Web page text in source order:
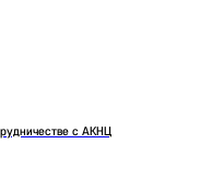
с АКНЦ